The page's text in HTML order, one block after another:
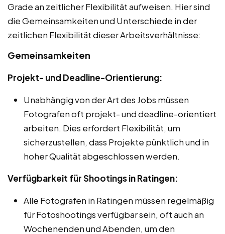
Grade an zeitlicher Flexibilität aufweisen. Hier sind
die Gemeinsamkeiten und Unterschiede in der
zeitlichen Flexibilität dieser Arbeitsverhältnisse:
Gemeinsamkeiten
Projekt- und Deadline-Orientierung:
Unabhängig von der Art des Jobs müssen
Fotografen oft projekt- und deadline-orientiert
arbeiten. Dies erfordert Flexibilität, um
sicherzustellen, dass Projekte pünktlich und in
hoher Qualität abgeschlossen werden.
Verfügbarkeit für Shootings in Ratingen:
Alle Fotografen in Ratingen müssen regelmäßig
für Fotoshootings verfügbar sein, oft auch an
Wochenenden und Abenden, um den